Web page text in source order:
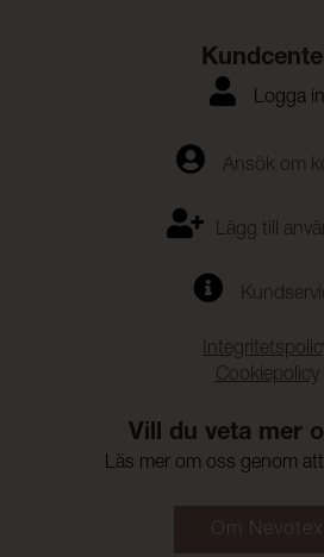
Logga in
Ansök om
Lägg till
Cookiepolicy
Vill du veta mer
Läs mer om oss genom
Om Nevotex